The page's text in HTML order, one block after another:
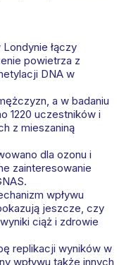
łączy
powietrza z
DNA w
a w badaniu
1220 uczestników i
z mieszaniną
dla ozonu i
zainteresowanie
wpływu
jeszcze, czy
ciąż i zdrowie
replikacji wyników w
wpływu także innych